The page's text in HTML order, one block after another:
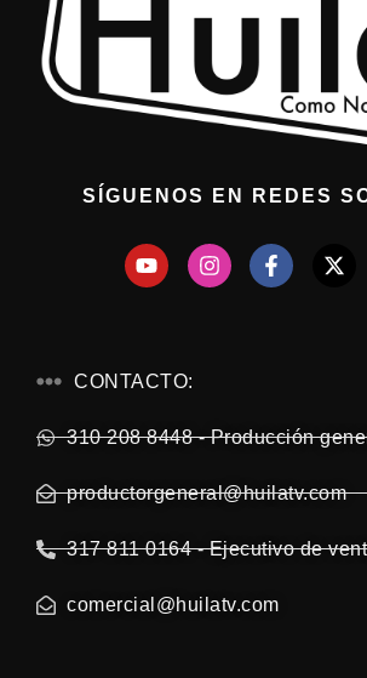
SÍGUENOS EN REDES
CONTACTO:
310 208 8448 - Producción
productorgeneral@huilatv.com
317 811 0164 - Ejecutivo de
comercial@huilatv.com